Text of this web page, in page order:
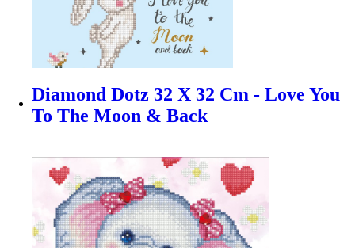
Diamond Dotz 32 X 32 Cm - Love You
To The Moon & Back